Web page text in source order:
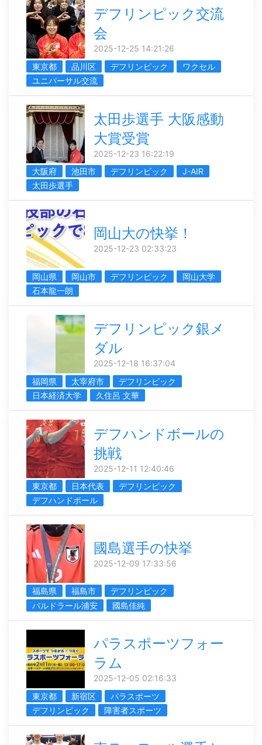
デフリンピック交流
会
2025-12-25 14:21:26
東京都
品川区 デフリンピック
ワクセル
ユニバーサル交流
太田歩選手 大阪感動
大賞受賞
2025-12-23 16:22:19
大阪府
池田市 デフリンピック
J-AIR
太田歩選手
岡山大の快挙！
2025-12-23 02:33:23
岡山県 岡山市 デフリンピック
岡山大学
石本龍一朗
デフリンピック銀メ
ダル
2025-12-18 16:37:04
福岡県
太宰府市
デフリンピック
日本経済大学
久住呂 文華
デフハンドボールの
挑戦
2025-12-11 12:40:46
東京都
日本代表
デフリンピック
デフハンドボール
國島選手の快挙
2025-12-09 17:33:56
福島県 福島市
デフリンピック
バルドラール浦安
國島佳純
パラスポーツフォー
ラム
2025-12-05 02:16:33
東京都
新宿区
パラスポーツ
デフリンピック
障害者スポーツ